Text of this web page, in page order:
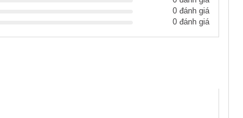
0 đánh giá
0 đánh giá